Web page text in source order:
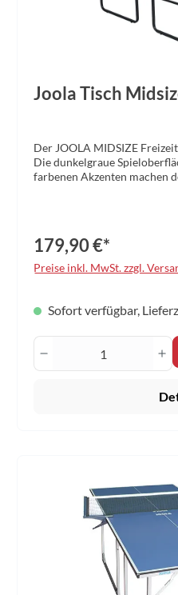
Joola Tisch
Der JOOLA MIDSIZE
Die dunkelgraue
farbenen Akzenten machen
Spielspaß. Die Netzgarnitur
direkt losgespielt werden
76 cm Gewicht: 23 kg Farbe:
179,90 €*
Preise inkl. MwSt. zzgl.
Sofort verfügbar,
Produkt Anzahl: